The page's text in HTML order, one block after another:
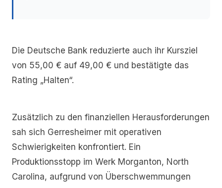
Die Deutsche Bank reduzierte auch ihr Kursziel
von 55,00 € auf 49,00 € und bestätigte das
Rating „Halten“.
Zusätzlich zu den finanziellen Herausforderungen
sah sich Gerresheimer mit operativen
Schwierigkeiten konfrontiert. Ein
Produktionsstopp im Werk Morganton, North
Carolina, aufgrund von Überschwemmungen